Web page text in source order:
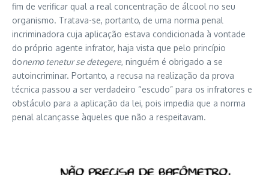
fim de verificar qual a real concentração de álcool no seu
organismo. Tratava-se, portanto, de uma norma penal
incriminadora cuja aplicação estava condicionada à vontade
do próprio agente infrator, haja vista que pelo princípio
donemo tenetur se detegere, ninguém é obrigado a se
autoincriminar. Portanto, a recusa na realização da prova
técnica passou a ser verdadeiro “escudo” para os infratores e
obstáculo para a aplicação da lei, pois impedia que a norma
penal alcançasse àqueles que não a respeitavam.